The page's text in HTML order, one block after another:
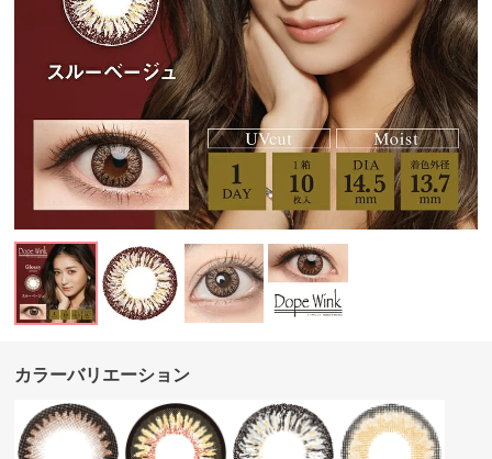
カラーバリエーション